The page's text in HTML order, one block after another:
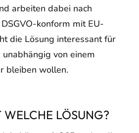
arbeiten dabei nach
konform mit EU-
die Lösung interessant für
von einem
bleiben wollen.
WELCHE LÖSUNG?